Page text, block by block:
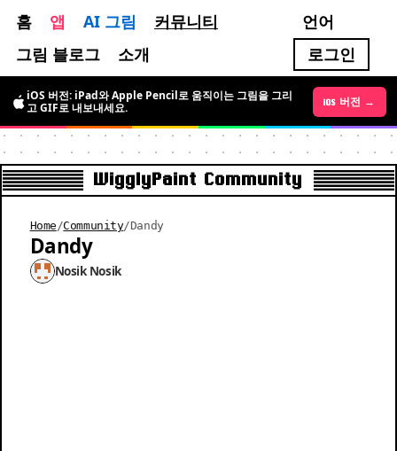
홈 앱 AI 그림
커뮤니티
그림 블로그
소개
언어
로그인
Android 버전 →
iOS 버전: iPad와 Apple Pencil로 움직이는 그림을 그리
고 GIF로 내보내세요.
iOS 버전 →
WigglyPaint Community
Home /Community/Dandy
Dandy
Nosik Nosik